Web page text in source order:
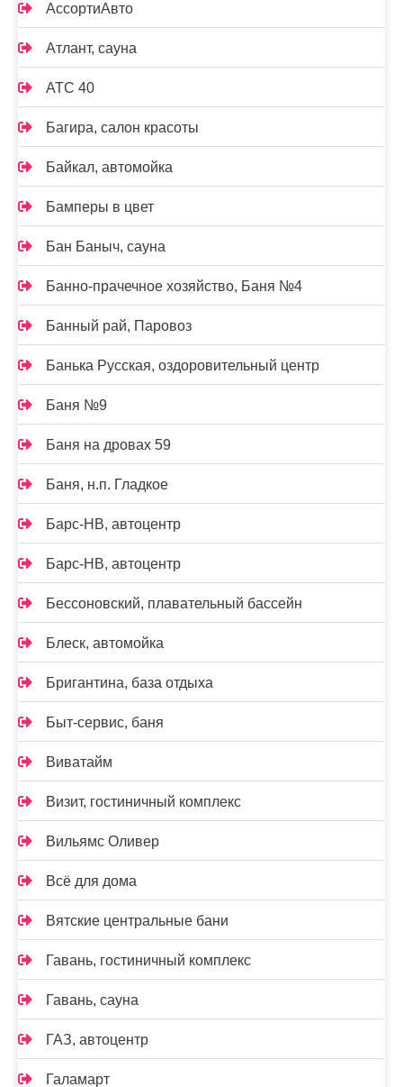
АссортиАвто
Атлант, сауна
АТС 40
Багира, салон красоты
Байкал, автомойка
Бамперы в цвет
Бан Баныч, сауна
Банно-прачечное хозяйство, Баня №4
Банный рай, Паровоз
Банька Русская, оздоровительный центр
Баня №9
Баня на дровах 59
Баня, н.п. Гладкое
Барс-НВ, автоцентр
Барс-НВ, автоцентр
Бессоновский, плавательный бассейн
Блеск, автомойка
Бригантина, база отдыха
Быт-сервис, баня
Виватайм
Визит, гостиничный комплекс
Вильямс Оливер
Всё для дома
Вятские центральные бани
Гавань, гостиничный комплекс
Гавань, сауна
ГАЗ, автоцентр
Галамарт